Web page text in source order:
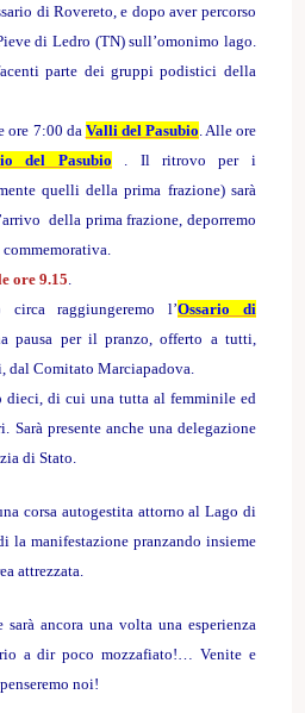
di Rovereto, e dopo aver percorso
di Ledro (TN) sull’omonimo lago.
parte dei gruppi podistici della
ore 7:00 da Valli del Pasubio . Alle ore
del Pasubio
Il ritrovo per i
quelli della prima frazione) sarà
della prima frazione, deporremo
ore 9.15
raggiungeremo l’Ossario di
pausa per il pranzo, offerto a tutti,
dal Comitato Marciapadova.
dieci, di cui una tutta al femminile ed
Sarà presente anche una delegazione
di Stato.
corsa autogestita attorno al Lago di
la manifestazione pranzando insieme
attrezzata.
ancora una volta una esperienza
a dir poco mozzafiato!… Venite e
noi!